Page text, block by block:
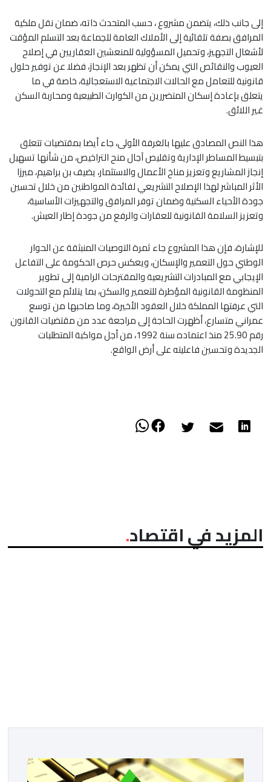
إلى جانب ذلك، يتضمن مشروع ، حسب المتحدث ذاته، ضمان نقل ملكية
المرافق بصفة تلقائية إلى الأملاك العامة للجماعة بعد التسلم المؤقت
لأشغال التجهيز، وتحميل المسؤولية للمنعشين العقاريين في إصلاح
العيوب والنقائص التي يمكن أن تظهر بعد الإنجاز، فضلا عن توفير حلول
قانونية للتعامل مع الحالات الاجتماعية الاستعجالية، خاصة في ما
يتعلق بإعادة إسكان المتضررين من الكوارث الطبيعية ومحاربة السكن
غير اللائق.
هذا النص المصادق عليها بالغرفة الأولى، جاء أيضا بمقتضيات تتعلق
بتبسيط المساطر الإدارية وتقليص آجال منح التراخيص، من شأنها تسهيل
إنجاز المشاريع وتعزيز مناخ الأعمال والاستثمار، يضيف بن براهيم، مبرزا
الأثر المباشر لهذا الإصلاح التشريعي لفائدة المواطنين من خلال تحسين
جودة الأحياء السكنية وضمان توفر المرافق والتجهيزات الأساسية،
وتعزيز السلامة القانونية للعقارات والرفع من جودة إطار العيش.
للإشارة، فإن هذا المشروع جاء ثمرة التوصيات المنبثقة عن الحوار
الوطني حول التعمير والإسكان، ويعكس حرص الحكومة على التفاعل
الإيجابي مع المبادرات التشريعية والمقترحات الرامية إلى تطوير
المنظومة القانونية المؤطرة للتعمير والسكن، بما يتلائم مع التحولات
التي عرفتها المملكة خلال العقود الأخيرة، وما صاحبها من توسع
عمراني متسارع، أظهرت الحاجة إلى مراجعة عدد من مقتضيات القانون
رقم 25.90 منذ اعتماده سنة 1992، من أجل مواكبة المتطلبات
الجديدة وتحسين فاعليته على أرض الواقع.
المزيد في اقتصاد